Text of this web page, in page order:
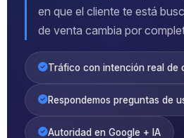
en que el cliente te está
de venta cambia por
Tráfico con intención real de
Respondemos preguntas de
Autoridad en Google + IA